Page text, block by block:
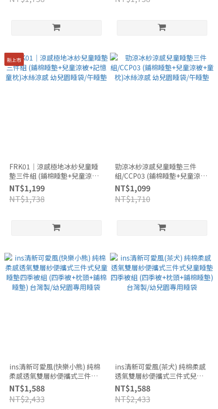
新上市
FRK01｜涼感極地冰紗兒童睡
墊三件組 (鋪棉睡墊+兒童涼被
+記憶童枕)冰絲涼感 幼兒園睡
袋/午睡墊
NT$1,199
NT$1,738
勁涼冰紗涼感兒童睡墊三件
組/CCP03 (鋪棉睡墊+兒童涼被
+童枕)冰絲涼感 幼兒園睡袋/午
睡墊
NT$1,099
NT$1,710
ins清新可愛風(快樂小熊) 純棉
柔感透氣雙層紗便攜式三件式
兒童睡墊四季被組 (四季被+枕
頭+鋪棉睡墊) 台灣製/幼兒園專
用睡袋
NT$1,588
NT$2,433
ins清新可愛風(茶犬) 純棉柔感
透氣雙層紗便攜式三件式兒童
睡墊四季被組 (四季被+枕頭+鋪
棉睡墊) 台灣製/幼兒園專用睡
袋
NT$1,588
NT$2,433